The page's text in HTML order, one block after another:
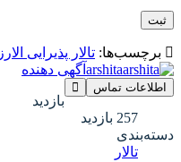
برچسب‌ها: تالار پذیرایی الارز
arshitaآگهی دهنده
اطلاعات تماس
بازدید
257 بازدید
دسته‌بندی
تالار